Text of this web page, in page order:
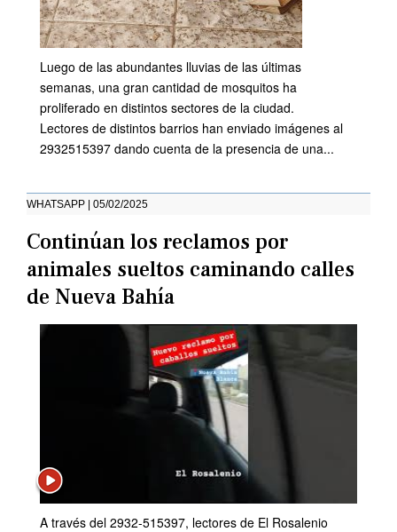
Luego de las abundantes lluvias de las últimas
semanas, una gran cantidad de mosquitos ha
proliferado en distintos sectores de la ciudad.
Lectores de distintos barrios han enviado imágenes al
2932515397 dando cuenta de la presencia de una...
WHATSAPP | 05/02/2025
Continúan los reclamos por
animales sueltos caminando calles
de Nueva Bahía
A través del 2932-515397, lectores de El Rosalenio